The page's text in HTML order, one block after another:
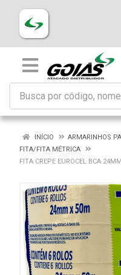
INÍCIO
ARMARINHOS
FITA/FITA MÉTRICA
FITA CREPE EUROCEL BCA